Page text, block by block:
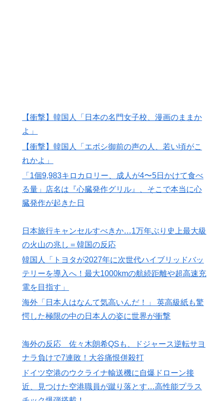
【衝撃】韓国人「日本の名門女子校、漫画のままか
よ」
【衝撃】韓国人「エボシ御前の声の人、若い頃がこ
れかよ」
「1個9,983キロカロリー、成人が4〜5日かけて食べ
る量」店名は『心臓発作グリル』、そこで本当に心
臓発作が起きた日
日本旅行キャンセルすべきか…1万年ぶり史上最大級
の火山の兆し＝韓国の反応
韓国人「トヨタが2027年に次世代ハイブリッドバッ
テリーを導入へ！最大1000kmの航続距離や超高速充
電を目指す」
海外「日本人はなんて気高いんだ！」 英高級紙も驚
愕した極限の中の日本人の姿に世界が衝撃
海外の反応 佐々木朗希QSも、ドジャース逆転サヨ
ナラ負けで7連敗！大谷痛恨併殺打
ドイツ空港のウクライナ輸送機に自爆ドローン接
近、見つけた空港職員が蹴り落とす…高性能プラス